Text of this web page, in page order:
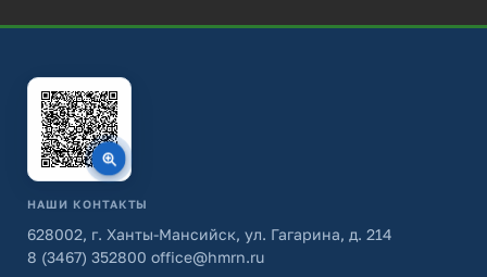
НАШИ КОНТАКТЫ
628002, г. Ханты-Мансийск, ул. Гагарина, д. 214
8 (3467) 352800 office@hmrn.ru